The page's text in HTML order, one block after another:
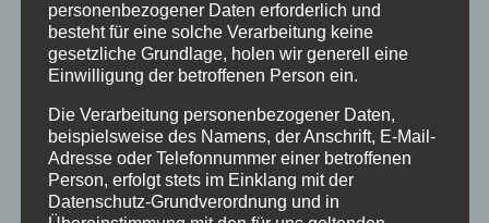
November 2020
Juni 2020
August 2019
Oktober 2018
August 2018
personenbezogener Daten erforderlich und
besteht für eine solche Verarbeitung keine
gesetzliche Grundlage, holen wir generell eine
Einwilligung der betroffenen Person ein.
Die Verarbeitung personenbezogener Daten,
beispielsweise des Namens, der Anschrift, E-Mail-
Adresse oder Telefonnummer einer betroffenen
Person, erfolgt stets im Einklang mit der
Datenschutz-Grundverordnung und in